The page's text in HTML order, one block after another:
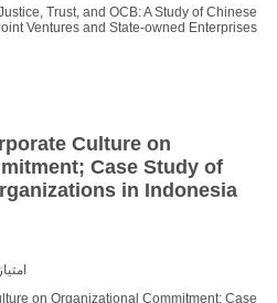
Trust, and OCB: A Study of Chinese
Ventures and State-owned Enterprises
Culture on
Case Study of
in Indonesia
امتیاز 5.00 (1 رای)
on Organizational Commitment; Case